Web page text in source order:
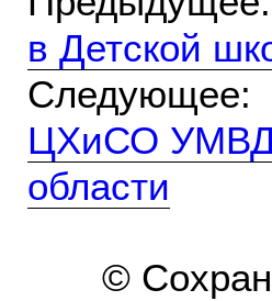
в Детской
ЦХиСО УМВД
области
©